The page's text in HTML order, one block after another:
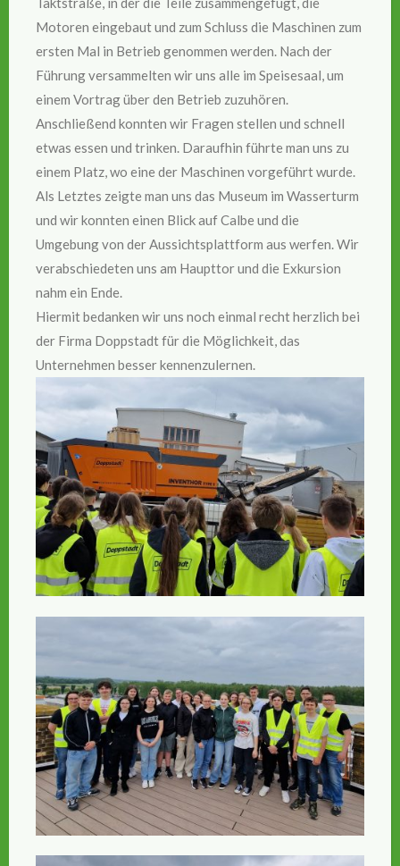
Motoren eingebaut und zum Schluss die Maschinen zum
ersten Mal in Betrieb genommen werden. Nach der
Führung versammelten wir uns alle im Speisesaal, um
einem Vortrag über den Betrieb zuzuhören.
Anschließend konnten wir Fragen stellen und schnell
etwas essen und trinken. Daraufhin führte man uns zu
einem Platz, wo eine der Maschinen vorgeführt wurde.
Als Letztes zeigte man uns das Museum im Wasserturm
und wir konnten einen Blick auf Calbe und die
Umgebung von der Aussichtsplattform aus werfen. Wir
verabschiedeten uns am Haupttor und die Exkursion
nahm ein Ende.
Hiermit bedanken wir uns noch einmal recht herzlich bei
der Firma Doppstadt für die Möglichkeit, das
Unternehmen besser kennenzulernen.